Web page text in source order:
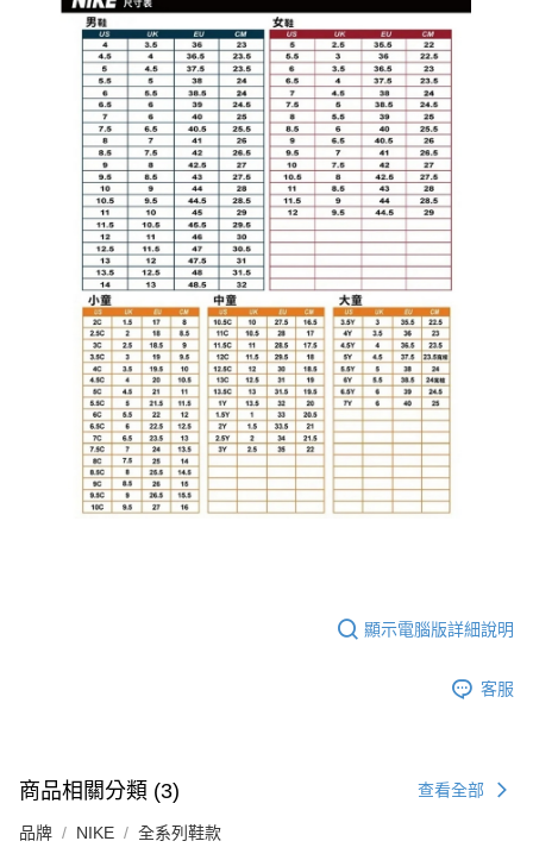
顯示電腦版詳細說明
客服
商品相關分類 (3) 查看全部
品牌 NIKE 全系列鞋款